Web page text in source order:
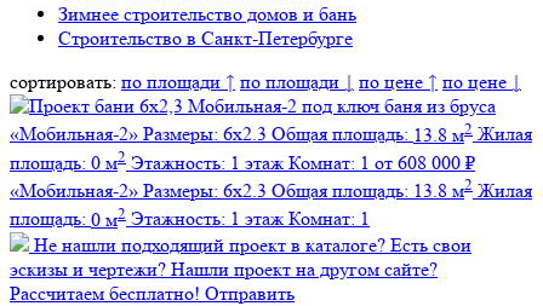
Зимнее строительство домов и бань
Строительство в Санкт-Петербурге
сортировать: по площади ↑ по площади ↓ по цене ↑ по цене ↓
баня из бруса
«Мобильная-2» Размеры: 6х2.3 Общая площадь: 13.8 м2 Жилая
площадь: 0 м2 Этажность: 1 этаж Комнат: 1 от 608 000 ₽
«Мобильная-2» Размеры: 6х2.3 Общая площадь: 13.8 м2 Жилая
площадь: 0 м2 Этажность: 1 этаж Комнат: 1
Не нашли подходящий проект в каталоге? Есть свои
эскизы и чертежи? Нашли проект на другом сайте?
Рассчитаем бесплатно! Отправить